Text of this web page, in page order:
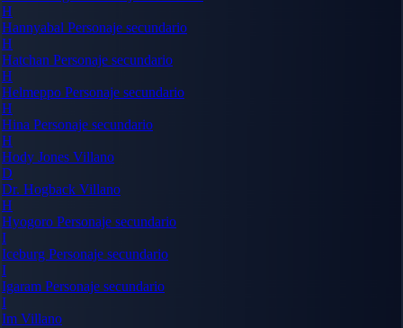
H
Hannyabal Personaje secundario
H
Hatchan Personaje secundario
H
Helmeppo Personaje secundario
H
Hina Personaje secundario
H
Hody Jones Villano
D
Dr. Hogback Villano
H
Hyogoro Personaje secundario
I
Iceburg Personaje secundario
I
Igaram Personaje secundario
I
Im Villano